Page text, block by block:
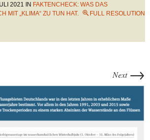
2021 IN FAKTENCHECK: WAS DAS
MIT „KLIMA“ ZU TUN HAT.
FULL RESOLUTION
Next →